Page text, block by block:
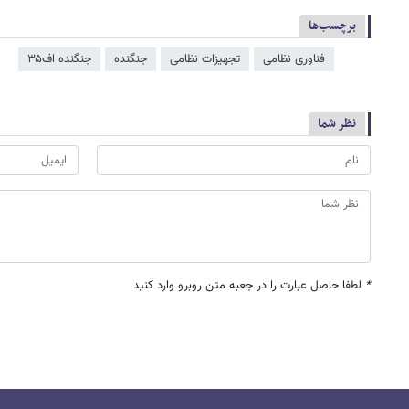
برچسب‌ها
فناوری نظامی تجهیزات نظامی جنگنده جنگنده اف۳۵
نظر شما
* لطفا حاصل عبارت را در جعبه متن روبرو وارد کنید